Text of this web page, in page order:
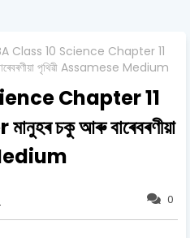
Class 10 Science Chapter 11
পৃথিৱী Assamese Medium
Chapter 11
চকু আৰু বাৰেবৰণীয়া
0